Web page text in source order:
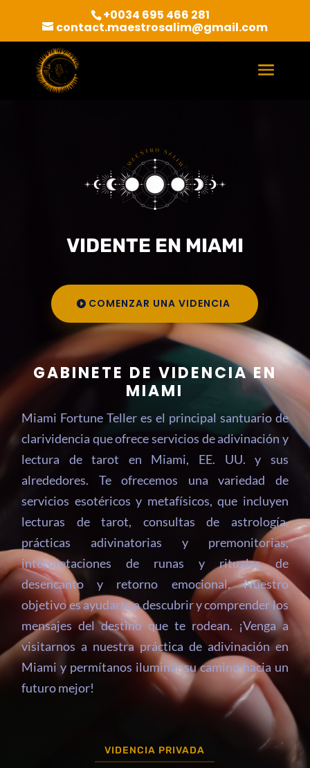
+0034 695 466 281
contact.maestrosalim@gmail.com
VIDENTE EN MIAMI
COMENZAR UNA VIDENCIA
GABINETE DE VIDENCIA EN
MIAMI
Miami Fortune Teller es el principal santuario de
clarividencia que ofrece servicios de adivinación y
lectura de tarot en Miami, EE. UU. y sus
alrededores. Te ofrecemos una variedad de
servicios esotéricos y metafísicos, que incluyen
lecturas de tarot, consultas de astrología,
prácticas adivinatorias y premonitorias,
interpretaciones de runas y rituales de
desencanto y retorno emocional. Nuestro
objetivo es ayudarte a descubrir y comprender los
mensajes del destino que te rodean. ¡Venga a
visitarnos a nuestra práctica de adivinación en
Miami y permítanos iluminar su camino hacia un
futuro mejor!
VIDENCIA PRIVADA